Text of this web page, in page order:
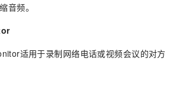
音频。
适用于录制网络电话或视频会议的对方